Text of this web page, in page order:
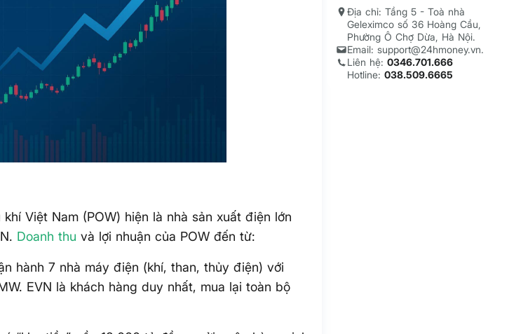
Việt Nam (POW) hiện là nhà sản xuất điện lớn
Doanh thu và lợi nhuận của POW đến từ:
hành 7 nhà máy điện (khí, than, thủy điện) với
EVN là khách hàng duy nhất, mua lại toàn bộ
Địa chỉ: Tầng 5 - Toà nhà
Geleximco số 36 Hoàng Cầu,
Phường Ô Chợ Dừa, Hà Nội.
Email: support@24hmoney.vn.
Liên hệ:0346.701.666
Hotline:038.509.6665